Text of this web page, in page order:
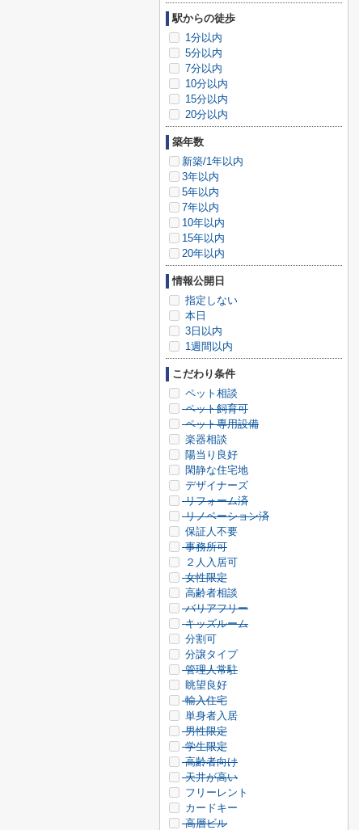
駅からの徒歩
1分以内
5分以内
7分以内
10分以内
15分以内
20分以内
築年数
新築/1年以内
3年以内
5年以内
7年以内
10年以内
15年以内
20年以内
情報公開日
指定しない
本日
3日以内
1週間以内
こだわり条件
ペット相談
ペット飼育可
ペット専用設備
楽器相談
陽当り良好
閑静な住宅地
デザイナーズ
リフォーム済
リノベーション済
保証人不要
事務所可
２人入居可
女性限定
高齢者相談
バリアフリー
キッズルーム
分割可
分譲タイプ
管理人常駐
眺望良好
輸入住宅
単身者入居
男性限定
学生限定
高齢者向け
天井が高い
フリーレント
カードキー
高層ビル